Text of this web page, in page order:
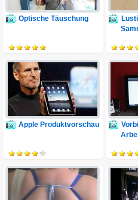
Optische Täuschung
Apple Produktvorschau